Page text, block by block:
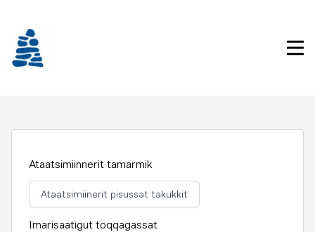
Ataatsimiinnerit tamarmik
Ataatsimiinerit pisussat takukkit
Imarisaatigut toqqagassat